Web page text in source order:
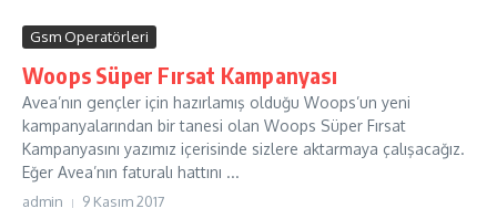
Gsm Operatörleri
Woops Süper Fırsat Kampanyası
Avea’nın gençler için hazırlamış olduğu Woops’un yeni
kampanyalarından bir tanesi olan Woops Süper Fırsat
Kampanyasını yazımız içerisinde sizlere aktarmaya çalışacağız.
Eğer Avea’nın faturalı hattını ...
admin 9 Kasım 2017